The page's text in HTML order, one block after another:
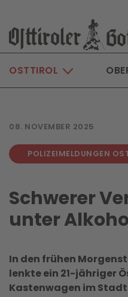
Skip to main content
OSTTIROL
08. NOVEMBER 2025
POLIZEIMELDUNGEN
Schwerer
unter
In den frühen
lenkte ein 21-jähriger
Kastenwagen im